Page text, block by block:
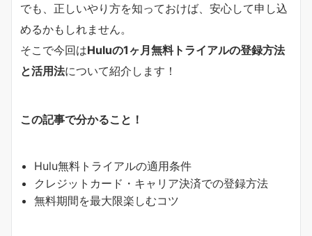
でも、正しいやり方を知っておけば、安心して申し込
めるかもしれません。
そこで今回はHuluの1ヶ月無料トライアルの登録方法
と活用法について紹介します！
この記事で分かること！
Hulu無料トライアルの適用条件
クレジットカード・キャリア決済での登録方法
無料期間を最大限楽しむコツ